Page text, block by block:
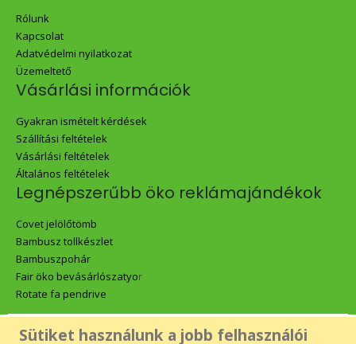
Sütiket használunk a jobb felhasználói
Rólunk
Kapcsolat
Adatvédelmi nyilatkozat
Üzemeltető
Vásárlási információk
Gyakran ismételt kérdések
Szállítási feltételek
Vásárlási feltételek
Általános feltételek
Legnépszerűbb öko reklámajándékok
Covet jelölőtömb
Bambusz tollkészlet
Bambuszpohár
Fair öko bevásárlószatyor
Rotate fa pendrive